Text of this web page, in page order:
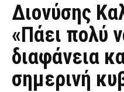
Διονύσης
«Πάει πολύ
διαφάνεια
σημερινή